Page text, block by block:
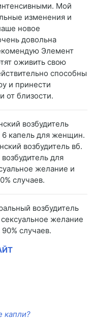
Мой
изменения и
новое
довольна
Элемент
оживить свою
способны
и принести
от близости.
возбудитель
6 капель для женщин.
возбудитель вб.
для
желание и
случаев.
возбудитель
желание
случаев.
капли?